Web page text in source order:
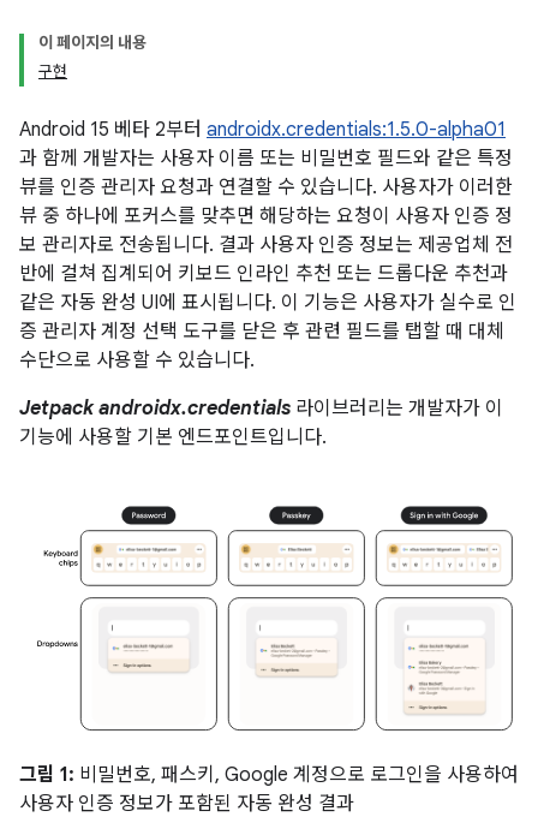
이 페이지의 내용
구현
Android 15 베타 2부터 androidx.credentials:1.5.0-alpha01
과 함께 개발자는 사용자 이름 또는 비밀번호 필드와 같은 특정
뷰를 인증 관리자 요청과 연결할 수 있습니다. 사용자가 이러한
뷰 중 하나에 포커스를 맞추면 해당하는 요청이 사용자 인증 정
보 관리자로 전송됩니다. 결과 사용자 인증 정보는 제공업체 전
반에 걸쳐 집계되어 키보드 인라인 추천 또는 드롭다운 추천과
같은 자동 완성 UI에 표시됩니다. 이 기능은 사용자가 실수로 인
증 관리자 계정 선택 도구를 닫은 후 관련 필드를 탭할 때 대체
수단으로 사용할 수 있습니다.
Jetpack androidx.credentials 라이브러리는 개발자가 이
기능에 사용할 기본 엔드포인트입니다.
그림 1: 비밀번호, 패스키, Google 계정으로 로그인을 사용하여
사용자 인증 정보가 포함된 자동 완성 결과